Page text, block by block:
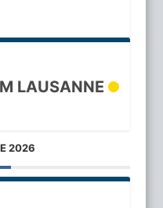
LAUSANNE
2026